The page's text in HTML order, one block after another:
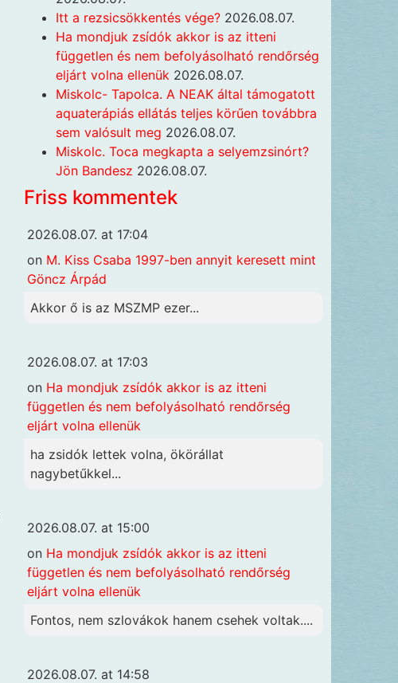
Itt a rezsicsökkentés vége? 2026.08.07.
Ha mondjuk zsídók akkor is az itteni
független és nem befolyásolható rendőrség
eljárt volna ellenük 2026.08.07.
Miskolc- Tapolca. A NEAK által támogatott
aquaterápiás ellátás teljes körűen továbbra
sem valósult meg 2026.08.07.
Miskolc. Toca megkapta a selyemzsinórt?
Jön Bandesz 2026.08.07.
Friss kommentek
2026.08.07. at 17:04
on M. Kiss Csaba 1997-ben annyit keresett mint
Göncz Árpád
Akkor ő is az MSZMP ezer...
2026.08.07. at 17:03
on Ha mondjuk zsídók akkor is az itteni
független és nem befolyásolható rendőrség
eljárt volna ellenük
ha zsidók lettek volna, ökörállat
nagybetűkkel...
2026.08.07. at 15:00
on Ha mondjuk zsídók akkor is az itteni
független és nem befolyásolható rendőrség
eljárt volna ellenük
Fontos, nem szlovákok hanem csehek voltak....
2026.08.07. at 14:58